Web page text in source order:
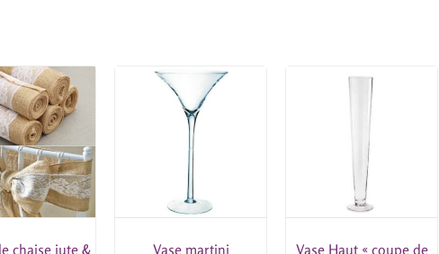
chaise jute & Vase martini Vase Haut « coupe de